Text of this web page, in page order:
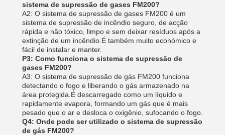
sistema de supressão de gases FM200?
A2: O sistema de supressão de gases FM200 é um
sistema de supressão de incêndio seguro, de acção
rápida e não tóxico, limpo e sem deixar resíduos após a
extinção de um incêndio.É também muito económico e
fácil de instalar e manter.
P3: Como funciona o sistema de supressão de
gases FM200?
A3: O sistema de supressão de gás FM200 funciona
detectando o fogo e liberando o gás armazenado na
área protegida.É descarregado como um líquido e
rapidamente evapora, formando um gás que é mais
pesado que o ar e desloca o oxigênio, sufocando o fogo.
Q4: Onde pode ser utilizado o sistema de supressão
de gás FM200?